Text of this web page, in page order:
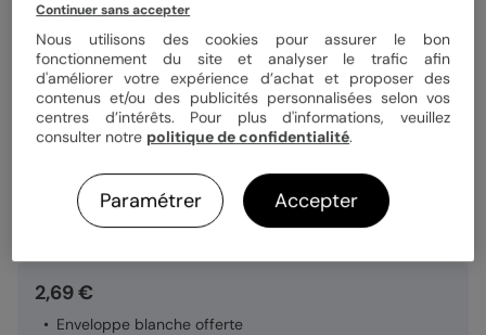
Save the date
Magnet Délicate Signature
Format Magnet 10x15 cm
Quantité Échantillon personnalisé
2,69 €
Enveloppe blanche offerte
Continuer sans accepter
Nous utilisons des cookies pour assurer le bon
fonctionnement du site et analyser le trafic afin
d'améliorer votre expérience d’achat et proposer des
contenus et/ou des publicités personnalisées selon vos
centres d’intérêts. Pour plus d'informations, veuillez
consulter notre politique de confidentialité.
Paramétrer Accepter